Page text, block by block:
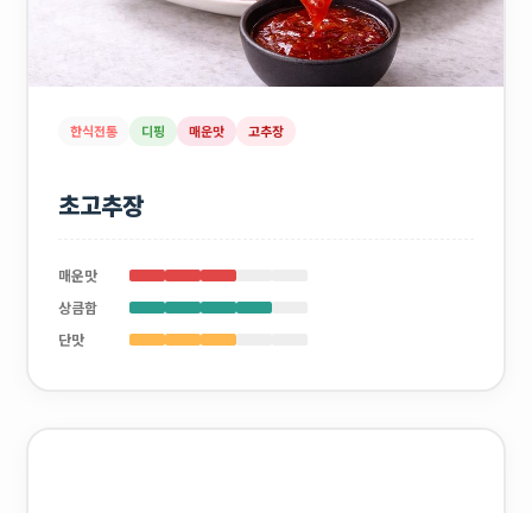
한식전통 디핑 매운맛 고추장
초고추장
매운맛
상큼함
단맛